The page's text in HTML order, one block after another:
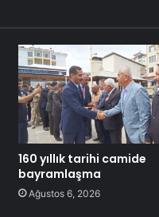
160 yıllık tarihi camide
bayramlaşma
Ağustos 6, 2026